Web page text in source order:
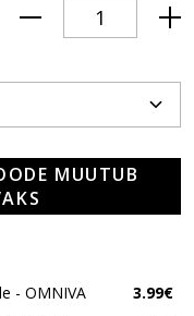
MUUTUB
- OMNIVA
3.99€